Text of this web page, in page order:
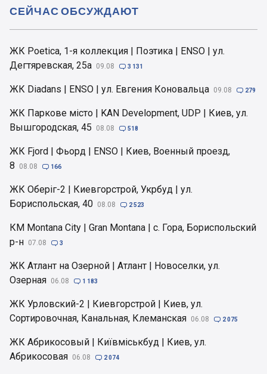
ЖК Poetica, 1-я коллекция | Поэтика | ENSO | ул.
Дегтяревская, 25а 09.08  3 131
ЖК Diadans | ENSO | ул. Евгения Коновальца 09.08  279
ЖК Паркове місто | KAN Development, UDP | Киев, ул.
Вышгородская, 45
08.08  518
ЖК Fjord | Фьорд | ENSO | Киев, Военный проезд,
8
08.08  166
ЖК Оберіг-2 | Киевгорстрой, Укрбуд | ул.
Бориспольская, 40 08.08  2 523
КМ Montana City | Gran Montana | с. Гора, Бориспольский
р-н 07.08  3
ЖК Атлант на Озерной | Атлант | Новоселки, ул.
Озерная 06.08  1 183
ЖК Урловский-2 | Киевгорстрой | Киев, ул.
Сортировочная, Канальная, Клеманская 06.08  2 075
ЖК Абрикосовый | Київміськбуд | Киев, ул.
Абрикосовая 06.08  2 074
СЕЙЧАС ОБСУЖДАЮТ